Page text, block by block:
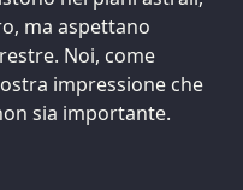
ma aspettano
Noi, come
impressione che
sia importante.